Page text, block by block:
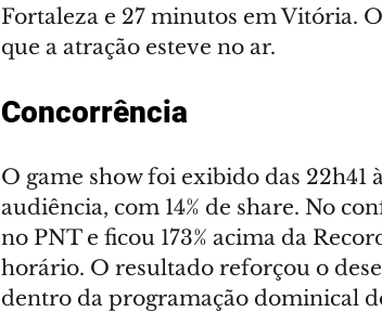
Fortaleza e 27 minutos em Vitória.
que a atração esteve no ar.
Concorrência
O game show foi exibido das 22h41
audiência, com 14% de share. No
no PNT e ficou 173% acima da
horário. O resultado reforçou o
dentro da programação dominical